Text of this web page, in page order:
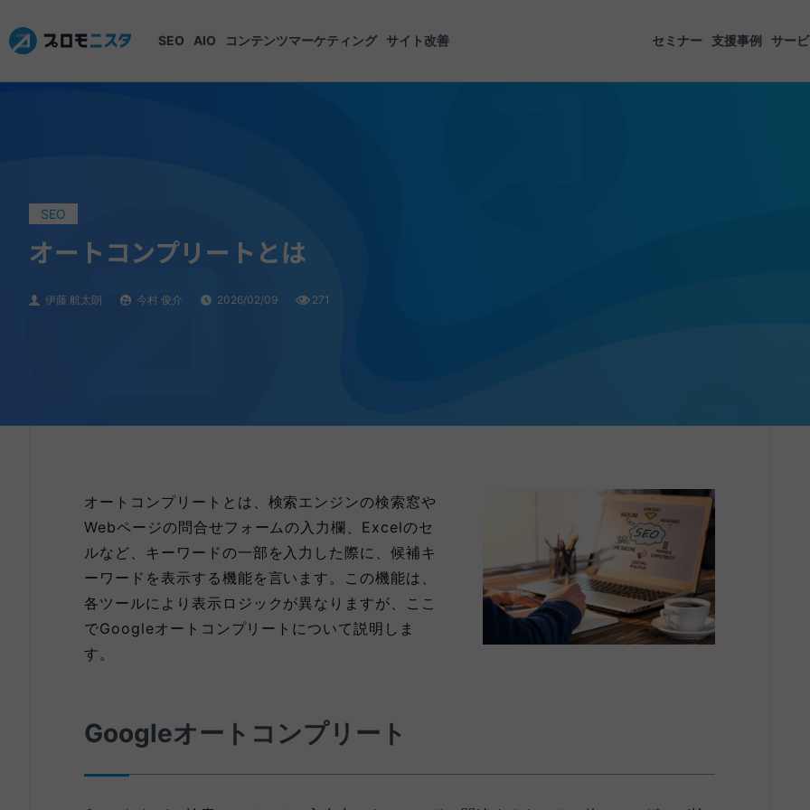
SEO AIO コンテンツマーケティング サイト改善 セミナー 支援事例 サー
SEO
オートコンプリートとは
伊藤 航太朗 今村 俊介 2026/02/09 271
オートコンプリートとは、検索エンジンの検索窓や
Webページの問合せフォームの入力欄、Excelのセ
ルなど、キーワードの一部を入力した際に、候補キ
ーワードを表示する機能を言います。この機能は、
各ツールにより表示ロジックが異なりますが、ここ
でGoogleオートコンプリートについて説明しま
す。
Googleオートコンプリート